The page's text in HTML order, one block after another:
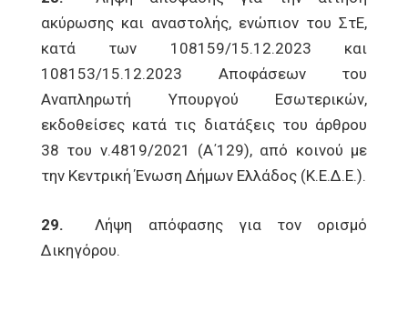
ακύρωσης και αναστολής, ενώπιον του ΣτΕ,
κατά των 108159/15.12.2023 και
108153/15.12.2023 Αποφάσεων του
Αναπληρωτή Υπουργού Εσωτερικών,
εκδοθείσες κατά τις διατάξεις του άρθρου
38 του ν.4819/2021 (Α΄129), από κοινού με
την Κεντρική Ένωση Δήμων Ελλάδος (Κ.Ε.Δ.Ε.).
29. Λήψη απόφασης για τον ορισμό
Δικηγόρου.